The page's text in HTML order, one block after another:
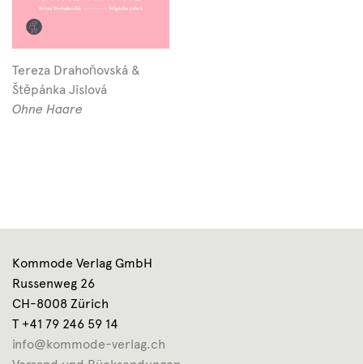
Tereza Drahoňovská &
Štěpánka Jislová
Ohne Haare
Kommode Verlag GmbH
Russenweg 26
CH-8008 Zürich
T +41 79 246 59 14
info@kommode-verlag.ch